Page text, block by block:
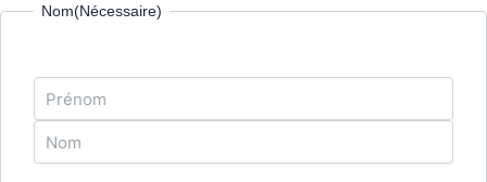
Nom(Nécessaire)
Prénom
Nom